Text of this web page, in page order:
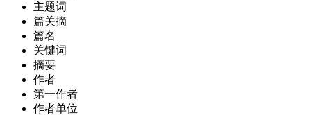
主题词
篇关摘
篇名
关键词
摘要
作者
第一作者
作者单位